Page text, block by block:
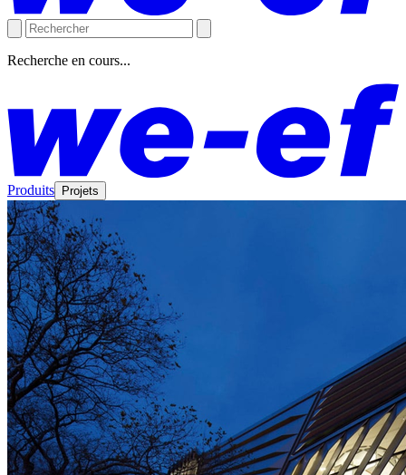
Recherche en cours...
Produits Projets